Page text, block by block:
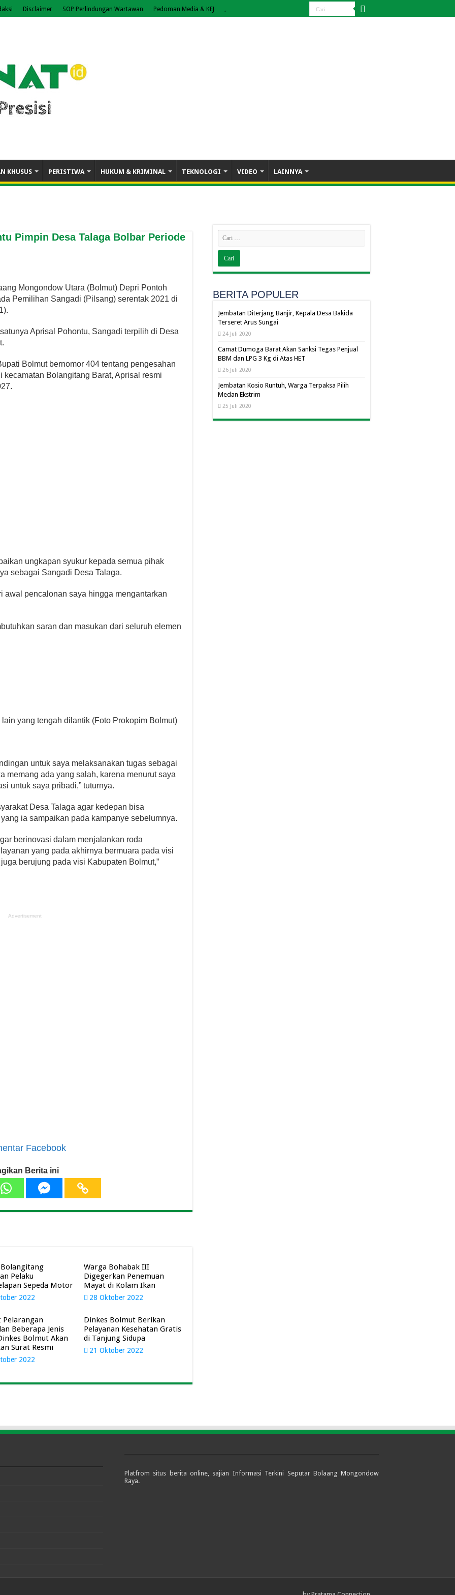
Disclaimer SOP Perlindungan Wartawan Pedoman Media & KEJ ,
KHUSUS PERISTIWA HUKUM & KRIMINAL TEKNOLOGI VIDEO LAINNYA
Pimpin Desa Talaga Bolbar Periode
Mongondow Utara (Bolmut) Depri Pontoh
Pemilihan Sangadi (Pilsang) serentak 2021 di
Aprisal Pohontu, Sangadi terpilih di Desa
Bolmut bernomor 404 tentang pengesahan
Bolangitang Barat, Aprisal resmi
ungkapan syukur kepada semua pihak
sebagai Sangadi Desa Talaga.
awal pencalonan saya hingga mengantarkan
saran dan masukan dari seluruh elemen
untuk saya melaksanakan tugas sebagai
memang ada yang salah, karena menurut saya
untuk saya pribadi,” tuturnya.
Desa Talaga agar kedepan bisa
ia sampaikan pada kampanye sebelumnya.
berinovasi dalam menjalankan roda
yang pada akhirnya bermuara pada visi
berujung pada visi Kabupaten Bolmut,”
Advertisement
Facebook
Berita ini
Bolangitang
Pelaku
Sepeda Motor
2022
Warga Bohabak III
Digegerkan Penemuan
Mayat di Kolam Ikan
28 Oktober 2022
Pelarangan
Beberapa Jenis
Bolmut Akan
Surat Resmi
2022
Dinkes Bolmut Berikan
Pelayanan Kesehatan Gratis
di Tanjung Sidupa
21 Oktober 2022
BERITA POPULER
Jembatan Diterjang Banjir, Kepala Desa Bakida
Terseret Arus Sungai
24 Juli 2020
Camat Dumoga Barat Akan Sanksi Tegas Penjual
BBM dan LPG 3 Kg di Atas HET
26 Juli 2020
Jembatan Kosio Runtuh, Warga Terpaksa Pilih
Medan Ekstrim
25 Juli 2020
Platfrom situs berita online, sajian Informasi Terkini Seputar Bolaang Mongondow
Raya.